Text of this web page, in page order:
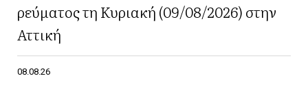
ρεύματος τη Κυριακή (09/08/2026) στην
Αττική
08.08.26